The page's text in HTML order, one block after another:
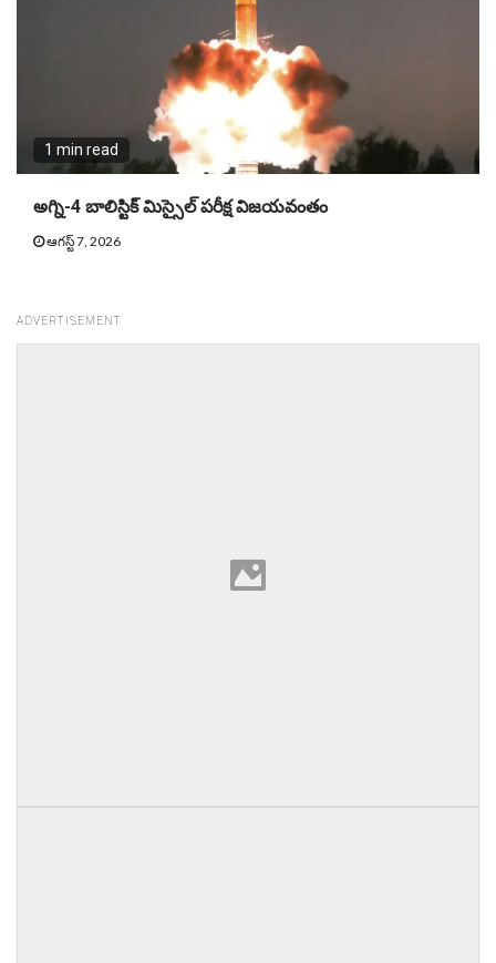
1 min read
అగ్ని-4 బాలిస్టిక్ మిస్సైల్ పరీక్ష విజయవంతం
ఆగస్ట్ 7, 2026
ADVERTISEMENT